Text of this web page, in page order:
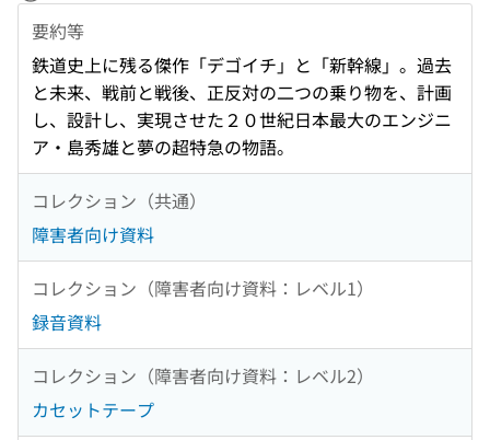
要約等
鉄道史上に残る傑作「デゴイチ」と「新幹線」。過去
と未来、戦前と戦後、正反対の二つの乗り物を、計画
し、設計し、実現させた２０世紀日本最大のエンジニ
ア・島秀雄と夢の超特急の物語。
コレクション（共通）
障害者向け資料
コレクション（障害者向け資料：レベル1）
録音資料
コレクション（障害者向け資料：レベル2）
カセットテープ